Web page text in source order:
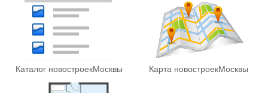
Каталог новостроекМосквы Карта новостроекМосквы